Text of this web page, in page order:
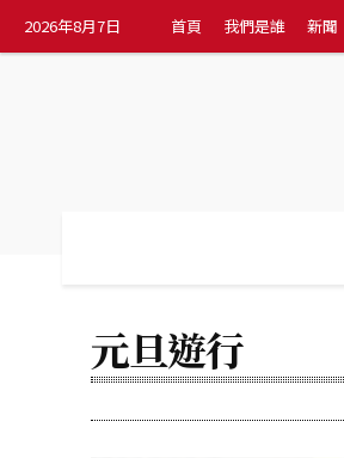
2026年8月7日 首頁 我們是誰 新聞
元旦遊行